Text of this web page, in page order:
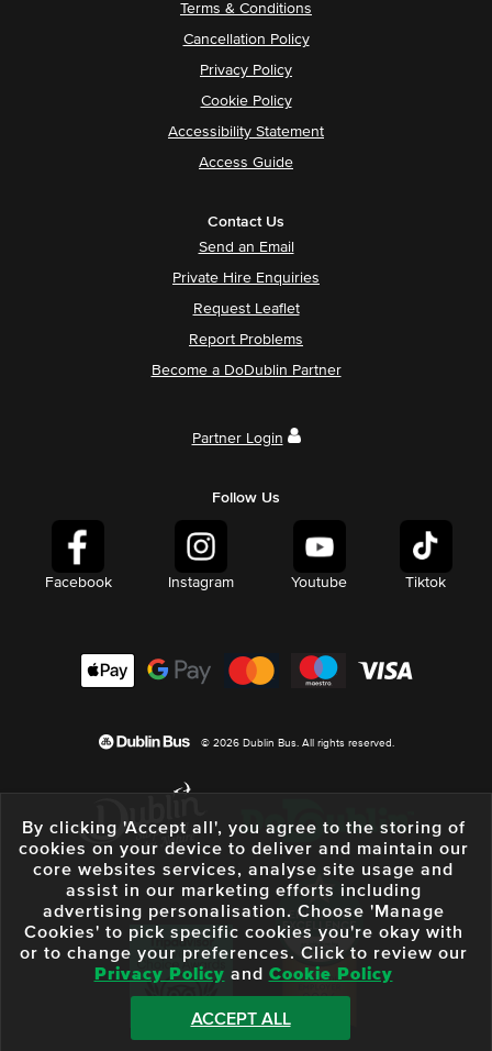
Terms & Conditions
Cancellation Policy
Privacy Policy
Cookie Policy
Accessibility Statement
Access Guide
Contact Us
Send an Email
Private Hire Enquiries
Request Leaflet
Report Problems
Become a DoDublin Partner
Partner Login
Follow Us
Facebook Instagram Youtube Tiktok
© 2026 Dublin Bus. All rights reserved.
By clicking 'Accept all', you agree to the storing of
cookies on your device to deliver and maintain our
core websites services, analyse site usage and
assist in our marketing efforts including
advertising personalisation. Choose 'Manage
Cookies' to pick specific cookies you're okay with
or to change your preferences. Click to review our
Privacy Policy and Cookie Policy
ACCEPT ALL